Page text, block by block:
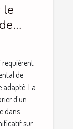
le
requièrent
de
adapté. La
d'un
dans
sur...